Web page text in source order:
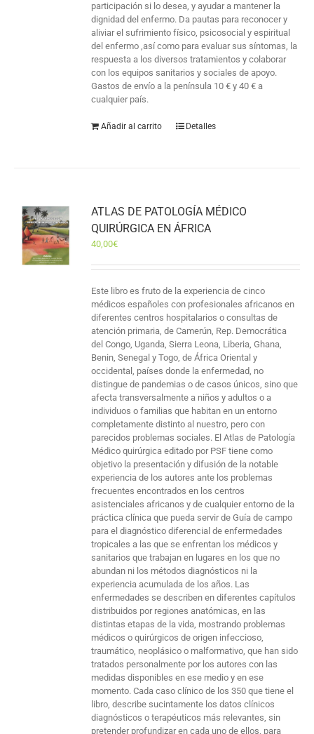
participación si lo desea, y ayudar a mantener la
dignidad del enfermo. Da pautas para reconocer y
aliviar el sufrimiento físico, psicosocial y espiritual
del enfermo ,así como para evaluar sus síntomas, la
respuesta a los diversos tratamientos y colaborar
con los equipos sanitarios y sociales de apoyo.
Gastos de envío a la península 10 € y 40 € a
cualquier país.
Añadir al carrito Detalles
ATLAS DE PATOLOGÍA MÉDICO
QUIRÚRGICA EN ÁFRICA
40,00€
Este libro es fruto de la experiencia de cinco
médicos españoles con profesionales africanos en
diferentes centros hospitalarios o consultas de
atención primaria, de Camerún, Rep. Democrática
del Congo, Uganda, Sierra Leona, Liberia, Ghana,
Benin, Senegal y Togo, de África Oriental y
occidental, países donde la enfermedad, no
distingue de pandemias o de casos únicos, sino que
afecta transversalmente a niños y adultos o a
individuos o familias que habitan en un entorno
completamente distinto al nuestro, pero con
parecidos problemas sociales. El Atlas de Patología
Médico quirúrgica editado por PSF tiene como
objetivo la presentación y difusión de la notable
experiencia de los autores ante los problemas
frecuentes encontrados en los centros
asistenciales africanos y de cualquier entorno de la
práctica clínica que pueda servir de Guía de campo
para el diagnóstico diferencial de enfermedades
tropicales a las que se enfrentan los médicos y
sanitarios que trabajan en lugares en los que no
abundan ni los métodos diagnósticos ni la
experiencia acumulada de los años. Las
enfermedades se describen en diferentes capítulos
distribuidos por regiones anatómicas, en las
distintas etapas de la vida, mostrando problemas
médicos o quirúrgicos de origen infeccioso,
traumático, neoplásico o malformativo, que han sido
tratados personalmente por los autores con las
medidas disponibles en ese medio y en ese
momento. Cada caso clínico de los 350 que tiene el
libro, describe sucintamente los datos clínicos
diagnósticos o terapéuticos más relevantes, sin
pretender profundizar en cada uno de ellos, para